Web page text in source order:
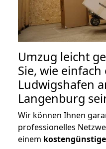
Umzug leicht
Sie, wie
Ludwigshafen
Langenburg
Wir können Ihnen
professionelles
einem